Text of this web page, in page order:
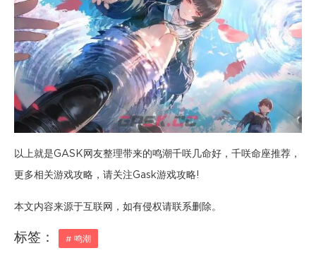
以上就是GASK网友整理带来的鸣潮千咲几命好，千咲命座推荐，
更多相关游戏攻略，请关注Gask游戏攻略!
本文内容来源于互联网，如有侵权请联系删除。
标签： # 鸣潮